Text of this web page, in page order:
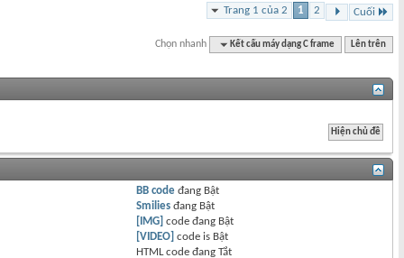
Trang 1 của 2 1 2 Cuối
Chọn nhanh Kết cấu máy dạng C frame Lên trên
BB code đang Bật
Smilies đang Bật
[IMG] code đang Bật
[VIDEO] code is Bật
HTML code đangTắt